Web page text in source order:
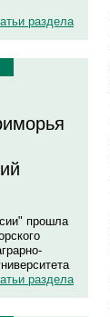
раздела
прошла
раздела